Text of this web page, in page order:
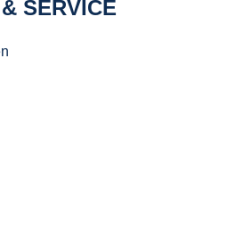
SERVICE